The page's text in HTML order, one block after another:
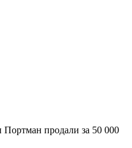
продали за 50 000